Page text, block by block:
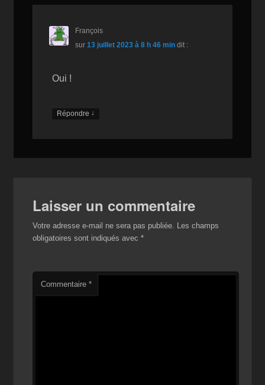
François
sur 13 juillet 2023 à 8 h 46 min dit :
Oui !
Répondre ↓
Laisser un commentaire
Votre adresse e-mail ne sera pas publiée.
Les champs
obligatoires sont indiqués avec*
Commentaire*